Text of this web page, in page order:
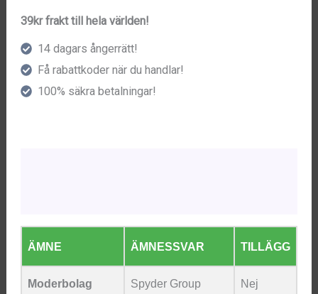
39kr frakt till hela världen!
14 dagars ångerrätt!
Få rabattkoder när du handlar!
100% säkra betalningar!
ÄMNE ÄMNESSVAR TILLÄGG
Moderbolag Spyder Group Nej